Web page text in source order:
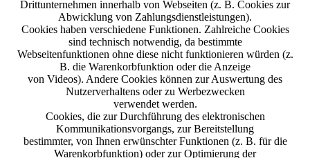
Drittunternehmen innerhalb von Webseiten (z. B. Cookies zur
Abwicklung von Zahlungsdienstleistungen).
Cookies haben verschiedene Funktionen. Zahlreiche Cookies
sind technisch notwendig, da bestimmte
Webseitenfunktionen ohne diese nicht funktionieren würden (z.
B. die Warenkorbfunktion oder die Anzeige
von Videos). Andere Cookies können zur Auswertung des
Nutzerverhaltens oder zu Werbezwecken
verwendet werden.
Cookies, die zur Durchführung des elektronischen
Kommunikationsvorgangs, zur Bereitstellung
bestimmter, von Ihnen erwünschter Funktionen (z. B. für die
Warenkorbfunktion) oder zur Optimierung der